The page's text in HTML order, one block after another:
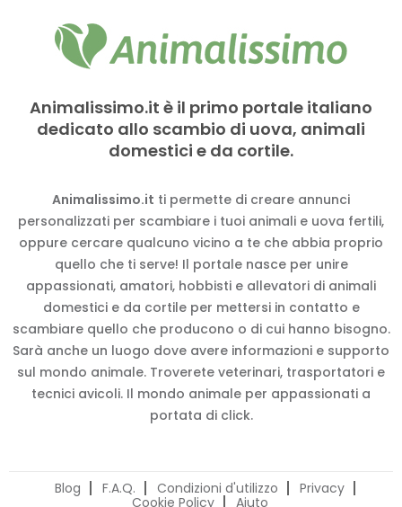
Animalissimo.it è il primo portale italiano
dedicato allo scambio di uova, animali
domestici e da cortile.
Animalissimo.it ti permette di creare annunci
personalizzati per scambiare i tuoi animali e uova fertili,
oppure cercare qualcuno vicino a te che abbia proprio
quello che ti serve! Il portale nasce per unire
appassionati, amatori, hobbisti e allevatori di animali
domestici e da cortile per mettersi in contatto e
scambiare quello che producono o di cui hanno bisogno.
Sarà anche un luogo dove avere informazioni e supporto
sul mondo animale. Troverete veterinari, trasportatori e
tecnici avicoli. Il mondo animale per appassionati a
portata di click.
Blog F.A.Q. Condizioni d'utilizzo
Privacy
Cookie Policy
Aiuto